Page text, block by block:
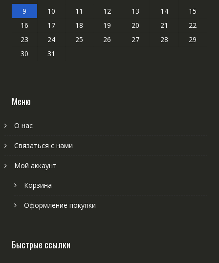
9
10 11 12 13 14
15
16
17 18 19 20 21
22
23
24 25 26 27 28
29
30
31
Меню
О нас
Связаться с нами
Мой аккаунт
Корзина
Оформление покупки
Быстрые ссылки